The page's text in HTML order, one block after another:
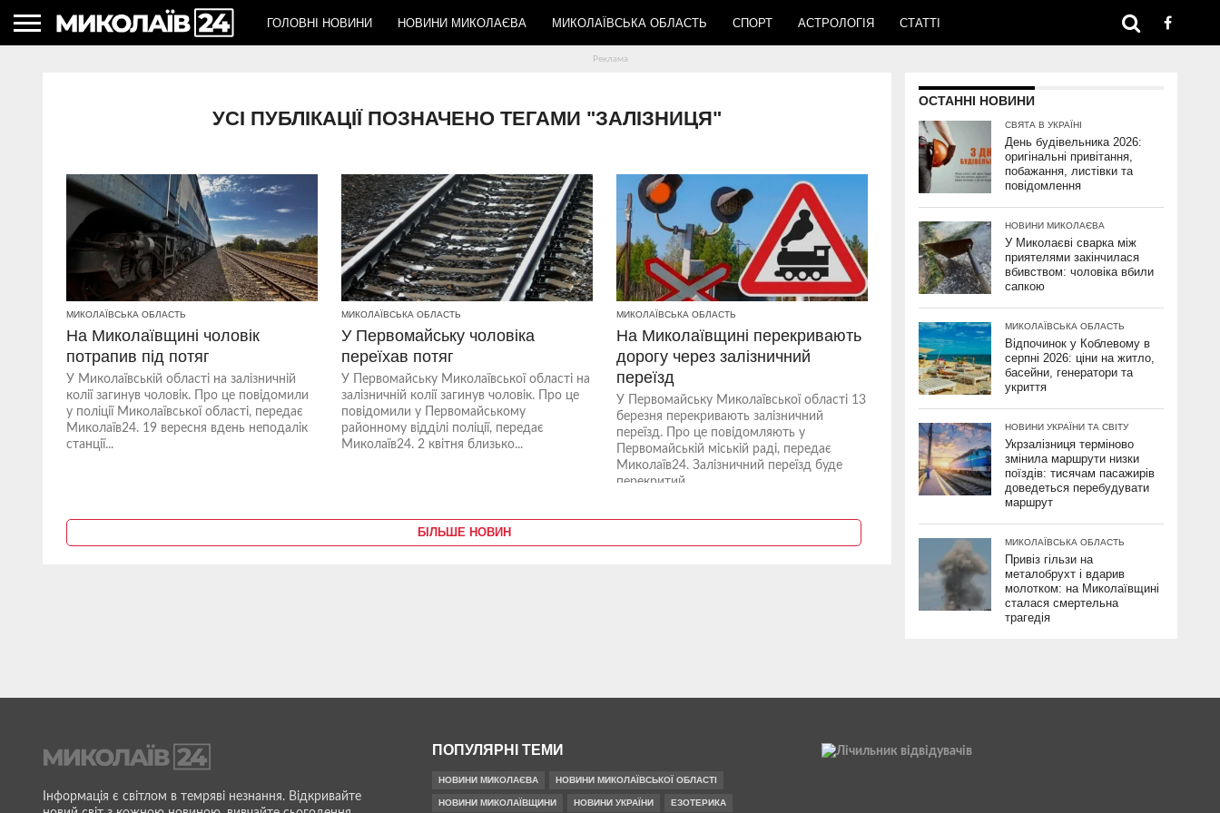
ГОЛОВНІ НОВИНИ НОВИНИ МИКОЛАЄВА МИКОЛАЇВСЬКА ОБЛАСТЬ СПОРТ АСТРОЛОГІЯ СТАТТІ
УСІ ПУБЛІКАЦІЇ ПОЗНАЧЕНО ТЕГАМИ "ЗАЛІЗНИЦЯ"
МИКОЛАЇВСЬКА ОБЛАСТЬ
На Миколаївщині чоловік
потрапив під потяг
У Миколаївській області на залізничній
колії загинув чоловік. Про це повідомили
у поліції Миколаївської області, передає
Миколаїв24. 19 вересня вдень неподалік
станції...
МИКОЛАЇВСЬКА ОБЛАСТЬ
У Первомайську чоловіка
переїхав потяг
У Первомайську Миколаївської області на
залізничній колії загинув чоловік. Про це
повідомили у Первомайському
районному відділі поліції, передає
Миколаїв24. 2 квітня близько...
МИКОЛАЇВСЬКА ОБЛАСТЬ
На Миколаївщині перекривають
дорогу через залізничний
переїзд
У Первомайську Миколаївської області 13
березня перекривають залізничний
переїзд. Про це повідомляють у
Первомайській міській раді, передає
Миколаїв24. Залізничний переїзд буде
перекритий...
БІЛЬШЕ НОВИН
ОСТАННІ НОВИНИ
СВЯТА В УКРАЇНІ
День будівельника 2026:
оригінальні привітання,
побажання, листівки та
повідомлення
НОВИНИ МИКОЛАЄВА
У Миколаєві сварка між
приятелями закінчилася
вбивством: чоловіка вбили
сапкою
МИКОЛАЇВСЬКА ОБЛАСТЬ
Відпочинок у Коблевому в
серпні 2026: ціни на житло,
басейни, генератори та
укриття
НОВИНИ УКРАЇНИ ТА СВІТУ
Укрзалізниця терміново
змінила маршрути низки
поїздів: тисячам пасажирів
доведеться перебудувати
маршрут
МИКОЛАЇВСЬКА ОБЛАСТЬ
Привіз гільзи на
металобрухт і вдарив
молотком: на Миколаївщині
сталася смертельна
трагедія
Інформація є світлом в темряві незнання. Відкривайте
ПОПУЛЯРНІ ТЕМИ
НОВИНИ МИКОЛАЄВА НОВИНИ МИКОЛАЇВСЬКОЇ ОБЛАСТІ
НОВИНИ МИКОЛАЇВЩИНИ НОВИНИ УКРАЇНИ ЕЗОТЕРИКА